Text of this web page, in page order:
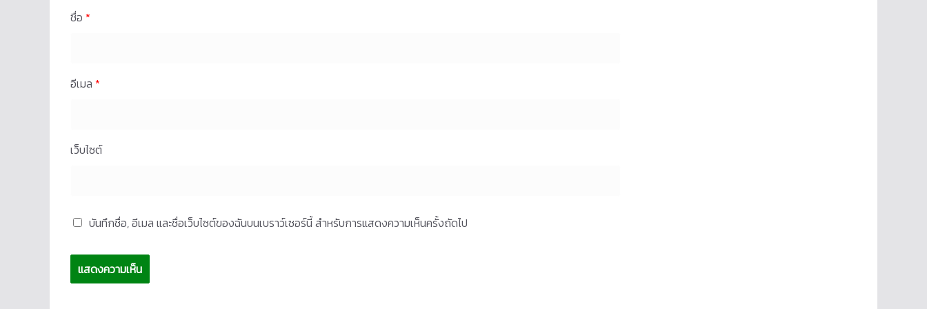
ชื่อ *
อีเมล *
เว็บไซต์
บันทึกชื่อ, อีเมล และชื่อเว็บไซต์ของฉันบนเบราว์เซอร์นี้ สำหรับการแสดงความเห็นครั้งถัดไป